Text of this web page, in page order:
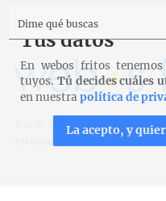
Pan Masa de aceite
Tus datos
En webos fritos
tuyos. Tú decides cuáles
en nuestrapolítica de
La acepto, y